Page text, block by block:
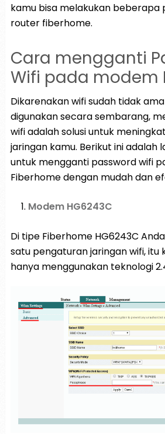
kamu bisa melakukan beberapa
router fiberhome.
Cara mengganti
Wifi pada modem
Dikarenakan wifi sudah tidak
digunakan secara sembarang,
wifi adalah solusi untuk
jaringan kamu. Berikut ini adalah
untuk mengganti password wifi
Fiberhome dengan mudah dan
Modem HG6243C
Di tipe Fiberhome HG6243C
satu pengaturan jaringan wifi, itu
hanya menggunakan teknologi